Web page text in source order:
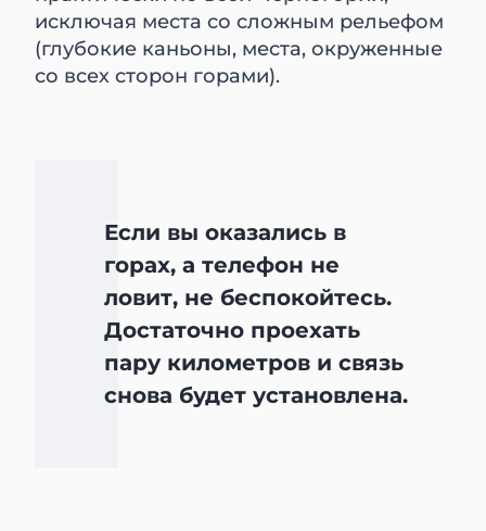
исключая места со сложным рельефом
(глубокие каньоны, места, окруженные
со всех сторон горами).
Если вы оказались в
горах, а телефон не
ловит, не беспокойтесь.
Достаточно проехать
пару километров и связь
снова будет установлена.